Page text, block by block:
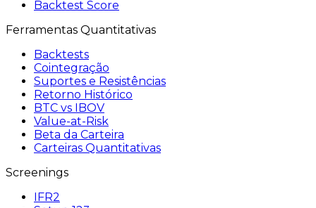
Backtest Score
Ferramentas Quantitativas
Backtests
Cointegração
Suportes e Resistências
Retorno Histórico
BTC vs IBOV
Value-at-Risk
Beta da Carteira
Carteiras Quantitativas
Screenings
IFR2